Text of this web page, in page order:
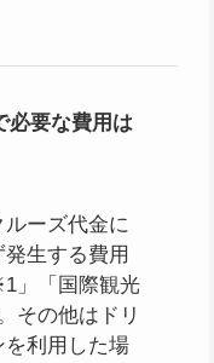
必要な費用は
ーズ代金に
生する費用
」「国際観光
その他はドリ
を利用した場